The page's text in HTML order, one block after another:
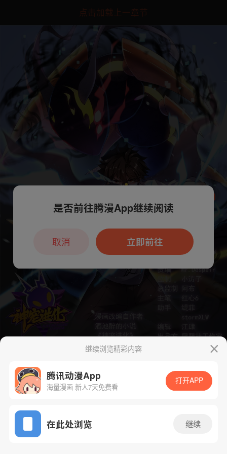
点击加载上一章节
App免费看
下一话 腾漫App免费看
继续浏览精彩内容
腾讯动漫App
海量漫画 新人7天免费看
打开APP
在此处浏览 继续
本章节仅支持App阅读，可打开App新用
户7天免费看
是否前往腾漫App继续阅读
立即前往
取消